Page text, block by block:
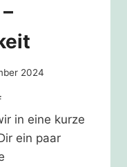
2024
in eine kurze
ein paar